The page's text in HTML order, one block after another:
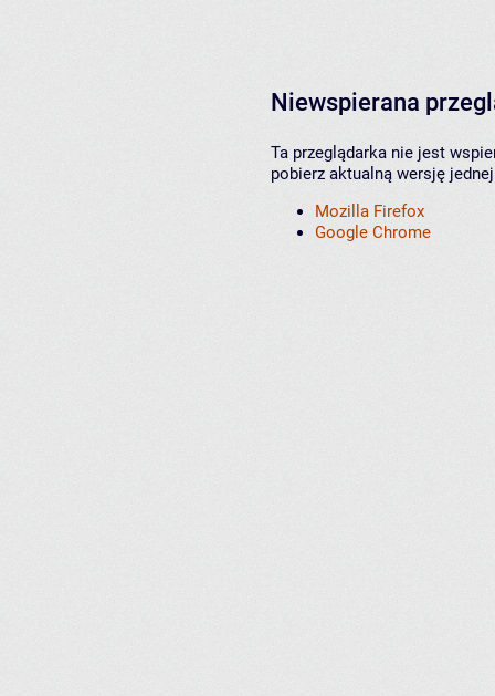
Niewspierana
Ta przeglądarka nie jest
pobierz aktualną wersję
Mozilla Firefox
Google Chrome